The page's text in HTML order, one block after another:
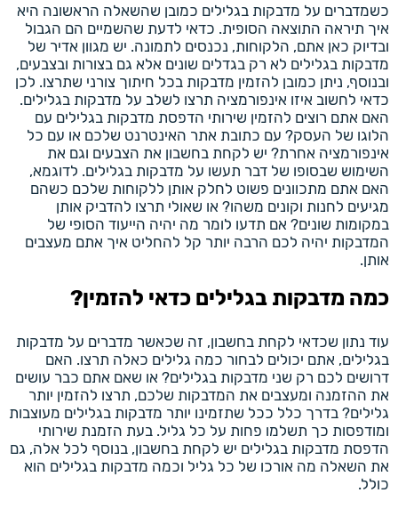
כשמדברים על מדבקות בגלילים כמובן שהשאלה הראשונה היא
איך תיראה התוצאה הסופית. כדאי לדעת שהשמיים הם הגבול
ובדיוק כאן אתם, הלקוחות, נכנסים לתמונה. יש מגוון אדיר של
מדבקות בגלילים לא רק בגדלים שונים אלא גם בצורות ובצבעים,
ובנוסף, ניתן כמובן להזמין מדבקות בכל חיתוך צורני שתרצו. לכן
כדאי לחשוב איזו אינפורמציה תרצו לשלב על מדבקות בגלילים.
האם אתם רוצים להזמין שירותי הדפסת מדבקות בגלילים עם
הלוגו של העסק? עם כתובת אתר האינטרנט שלכם או עם כל
אינפורמציה אחרת? יש לקחת בחשבון את הצבעים וגם את
השימוש שבסופו של דבר תעשו על מדבקות בגלילים. לדוגמא,
האם אתם מתכוונים פשוט לחלק אותן ללקוחות שלכם כשהם
מגיעים לחנות וקונים משהו? או שאולי תרצו להדביק אותן
במקומות שונים? אם תדעו לומר מה יהיה הייעוד הסופי של
המדבקות יהיה לכם הרבה יותר קל להחליט איך אתם מעצבים
אותן.
כמה מדבקות בגלילים כדאי להזמין?
עוד נתון שכדאי לקחת בחשבון, זה שכאשר מדברים על מדבקות
בגלילים, אתם יכולים לבחור כמה גלילים כאלה תרצו. האם
דרושים לכם רק שני מדבקות בגלילים? או שאם אתם כבר עושים
את ההזמנה ומעצבים את המדבקות שלכם, תרצו להזמין יותר
גלילים? בדרך כלל ככל שתזמינו יותר מדבקות בגלילים מעוצבות
ומודפסות כך תשלמו פחות על כל גליל. בעת הזמנת שירותי
הדפסת מדבקות בגלילים יש לקחת בחשבון, בנוסף לכל אלה, גם
את השאלה מה אורכו של כל גליל וכמה מדבקות בגלילים הוא
כולל.